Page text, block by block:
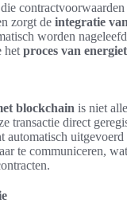
zorgt de integratie
worden
het proces van
blockchain is niet
transactie direct
automatisch
te communiceren,